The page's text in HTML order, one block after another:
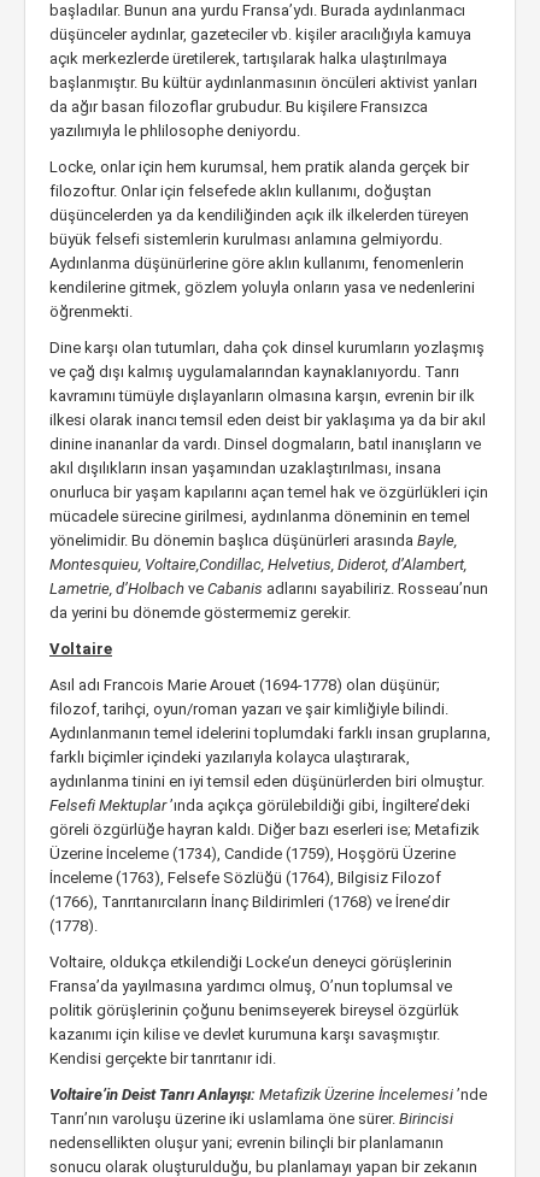
başladılar. Bunun ana yurdu Fransa’ydı. Burada aydınlanmacı
düşünceler aydınlar, gazeteciler vb. kişiler aracılığıyla kamuya
açık merkezlerde üretilerek, tartışılarak halka ulaştırılmaya
başlanmıştır. Bu kültür aydınlanmasının öncüleri aktivist yanları
da ağır basan filozoflar grubudur. Bu kişilere Fransızca
yazılımıyla le phlilosophe deniyordu.
Locke, onlar için hem kurumsal, hem pratik alanda gerçek bir
filozoftur. Onlar için felsefede aklın kullanımı, doğuştan
düşüncelerden ya da kendiliğinden açık ilk ilkelerden türeyen
büyük felsefi sistemlerin kurulması anlamına gelmiyordu.
Aydınlanma düşünürlerine göre aklın kullanımı, fenomenlerin
kendilerine gitmek, gözlem yoluyla onların yasa ve nedenlerini
öğrenmekti.
Dine karşı olan tutumları, daha çok dinsel kurumların yozlaşmış
ve çağ dışı kalmış uygulamalarından kaynaklanıyordu. Tanrı
kavramını tümüyle dışlayanların olmasına karşın, evrenin bir ilk
ilkesi olarak inancı temsil eden deist bir yaklaşıma ya da bir akıl
dinine inananlar da vardı. Dinsel dogmaların, batıl inanışların ve
akıl dışılıkların insan yaşamından uzaklaştırılması, insana
onurluca bir yaşam kapılarını açan temel hak ve özgürlükleri için
mücadele sürecine girilmesi, aydınlanma döneminin en temel
yönelimidir. Bu dönemin başlıca düşünürleri arasında Bayle,
Montesquieu, Voltaire,Condillac, Helvetius, Diderot, d’Alambert,
Lametrie, d’Holbach ve Cabanis adlarını sayabiliriz. Rosseau’nun
da yerini bu dönemde göstermemiz gerekir.
Voltaire
Asıl adı Francois Marie Arouet (1694-1778) olan düşünür;
filozof, tarihçi, oyun/roman yazarı ve şair kimliğiyle bilindi.
Aydınlanmanın temel idelerini toplumdaki farklı insan gruplarına,
farklı biçimler içindeki yazılarıyla kolayca ulaştırarak,
aydınlanma tinini en iyi temsil eden düşünürlerden biri olmuştur.
Felsefi Mektuplar’ında açıkça görülebildiği gibi, İngiltere’deki
göreli özgürlüğe hayran kaldı. Diğer bazı eserleri ise; Metafizik
Üzerine İnceleme (1734), Candide (1759), Hoşgörü Üzerine
İnceleme (1763), Felsefe Sözlüğü (1764), Bilgisiz Filozof
(1766), Tanrıtanırcıların İnanç Bildirimleri (1768) ve İrene’dir
(1778).
Voltaire, oldukça etkilendiği Locke’un deneyci görüşlerinin
Fransa’da yayılmasına yardımcı olmuş, O’nun toplumsal ve
politik görüşlerinin çoğunu benimseyerek bireysel özgürlük
kazanımı için kilise ve devlet kurumuna karşı savaşmıştır.
Kendisi gerçekte bir tanrıtanır idi.
Voltaire’in Deist Tanrı Anlayışı: Metafizik Üzerine İncelemesi ’nde
Tanrı’nın varoluşu üzerine iki uslamlama öne sürer. Birincisi
nedensellikten oluşur yani; evrenin bilinçli bir planlamanın
sonucu olarak oluşturulduğu, bu planlamayı yapan bir zekanın